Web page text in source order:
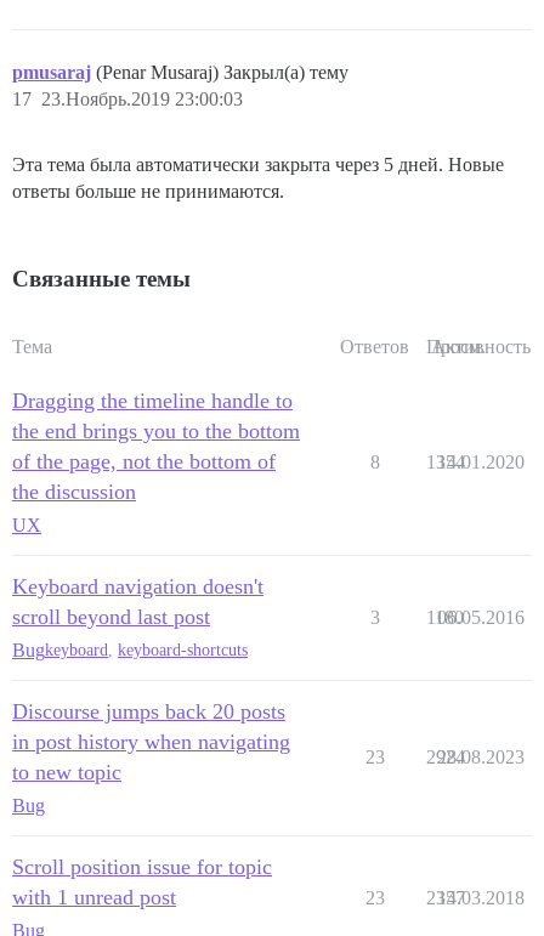
pmusaraj (Penar Musaraj) Закрыл(а) тему
23.Ноябрь.2019 23:00:03
17
Эта тема была автоматически закрыта через 5 дней. Новые
ответы больше не принимаются.
Связанные темы
Тема Ответов Просм.
Активность
Dragging the timeline handle to
the end brings you to the bottom
of the page, not the bottom of
the discussion
UX
8 1354
14.01.2020
Keyboard navigation doesn't
scroll beyond last post
Bugkeyboard, keyboard-shortcuts
3 1180
06.05.2016
Discourse jumps back 20 posts
in post history when navigating
to new topic
Bug
23 2924
28.08.2023
Scroll position issue for topic
with 1 unread post
Bug
23 2357
14.03.2018